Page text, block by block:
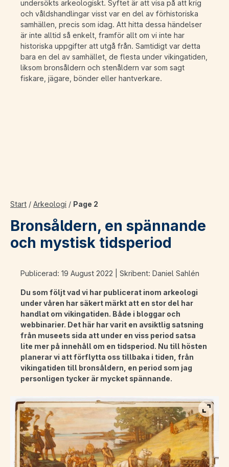
undersökts arkeologiskt. Syftet är att visa på att krig
och våldshandlingar visst var en del av förhistoriska
samhällen, precis som idag. Att hitta dessa händelser
är inte alltid så enkelt, framför allt om vi inte har
historiska uppgifter att utgå från. Samtidigt var detta
bara en del av samhället, de flesta under vikingatiden,
liksom bronsåldern och stenåldern var som sagt
fiskare, jägare, bönder eller hantverkare.
Start / Arkeologi / Page 2
Bronsåldern, en spännande
och mystisk tidsperiod
Publicerad: 19 August 2022 | Skribent: Daniel Sahlén
Du som följt vad vi har publicerat inom arkeologi
under våren har säkert märkt att en stor del har
handlat om vikingatiden. Både i bloggar och
webbinarier. Det här har varit en avsiktlig satsning
från museets sida att under en viss period satsa
lite mer på innehåll om en tidsperiod. Nu till hösten
planerar vi att förflytta oss tillbaka i tiden, från
vikingatiden till bronsåldern, en period som jag
personligen tycker är mycket spännande.
Visa